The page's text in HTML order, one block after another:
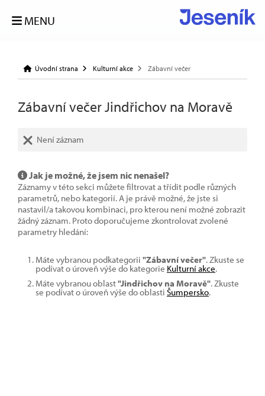
MENU
Úvodní strana Kulturní akce Zábavní večer
Zábavní večer Jindřichov na Moravě
Není záznam
Jak je možné, že jsem nic nenašel?
Záznamy v této sekci můžete filtrovat a třídit podle různých
parametrů, nebo kategorií. A je právě možné, že jste si
nastavil/a takovou kombinaci, pro kterou není možné zobrazit
žádný záznam. Proto doporučujeme zkontrolovat zvolené
parametry hledání:
Máte vybranou podkategorii "Zábavní večer". Zkuste se
podívat o úroveň výše do kategorie Kulturní akce.
Máte vybranou oblast"Jindřichov na Moravě". Zkuste
se podívat o úroveň výše do oblasti Šumpersko.